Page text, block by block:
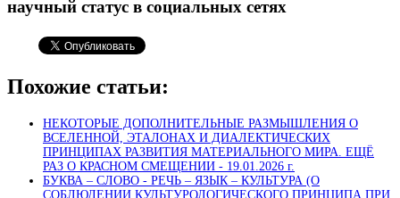
научный статус в социальных сетях
Похожие статьи:
НЕКОТОРЫЕ ДОПОЛНИТЕЛЬНЫЕ РАЗМЫШЛЕНИЯ О
ВСЕЛЕННОЙ, ЭТАЛОНАХ И ДИАЛЕКТИЧЕСКИХ
ПРИНЦИПАХ РАЗВИТИЯ МАТЕРИАЛЬНОГО МИРА. ЕЩЁ
РАЗ О КРАСНОМ СМЕЩЕНИИ - 19.01.2026 г.
БУКВА – СЛОВО - РЕЧЬ – ЯЗЫК – КУЛЬТУРА (О
СОБЛЮДЕНИИ КУЛЬТУРОЛОГИЧЕСКОГО ПРИНЦИПА ПРИ